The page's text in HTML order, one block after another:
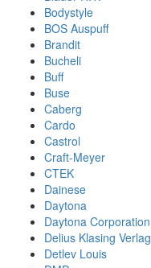
Bodystyle
BOS Auspuff
Brandit
Bucheli
Buff
Buse
Caberg
Cardo
Castrol
Craft-Meyer
CTEK
Dainese
Daytona
Daytona Corporation
Delius Klasing Verlag
Detlev Louis